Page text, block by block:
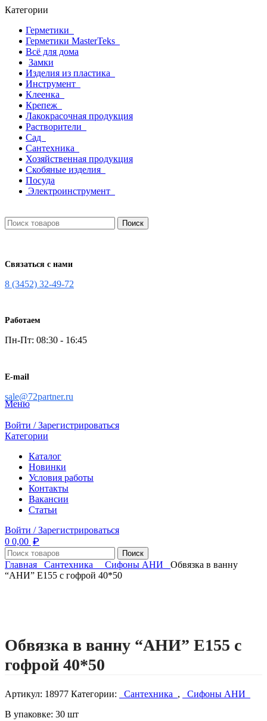
Категории
Герметики
Герметики MasterTeks
Всё для дома
Замки
Изделия из пластика
Инструмент
Клеенка
Крепеж
Лакокрасочная продукция
Растворители
Сад
Сантехника
Хозяйственная продукция
Скобяные изделия
Посуда
Электроинструмент
Поиск
Связаться с нами
8 (3452) 32-49-72
Работаем
Пн-Пт: 08:30 - 16:45
E-mail
sale@72partner.ru
Меню
Войти / Зарегистрироваться
Категории
Каталог
Новинки
Условия работы
Контакты
Вакансии
Статьи
Войти / Зарегистрироваться
0 0,00 ₽
Поиск
Главная Сантехника Сифоны АНИ Обвязка в ванну
“АНИ” Е155 с гофрой 40*50
Обвязка в ванну “АНИ” Е155 с
гофрой 40*50
Артикул: 18977 Категории: Сантехника ,
Сифоны АНИ
В упаковке: 30 шт